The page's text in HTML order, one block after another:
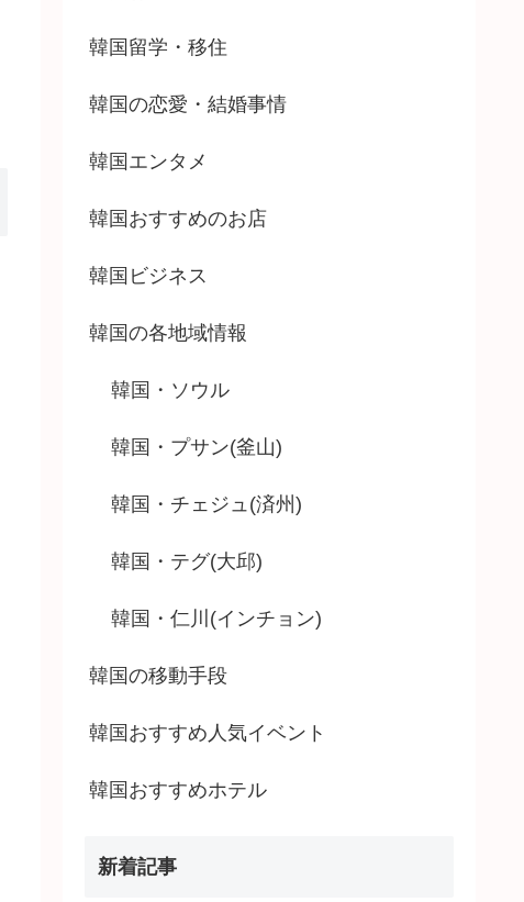
韓国留学・移住
韓国の恋愛・結婚事情
韓国エンタメ
韓国おすすめのお店
韓国ビジネス
韓国の各地域情報
韓国・ソウル
韓国・プサン(釜山)
韓国・チェジュ(済州)
韓国・テグ(大邱)
韓国・仁川(インチョン)
韓国の移動手段
韓国おすすめ人気イベント
韓国おすすめホテル
新着記事